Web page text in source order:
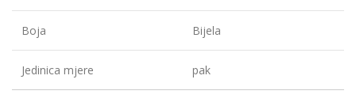
Boja Bijela
Jedinica mjere pak